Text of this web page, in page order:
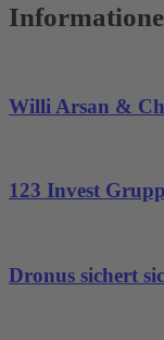
Willi Arsan &
123 Invest
Dronus sichert